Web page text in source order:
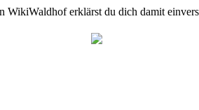
erklärst du dich damit